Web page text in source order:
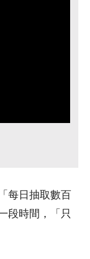
每日抽取數百
段時間，「只